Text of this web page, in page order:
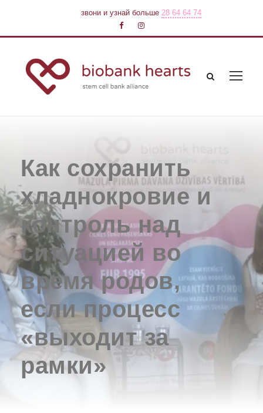
звони и узнай больше28 64 64 74
Как сохранить
хладнокровие и
контроль над
ситуацией во
время родов,
если процесс
«выходит за
рамки»